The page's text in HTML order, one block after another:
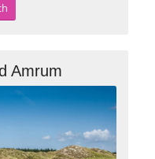
Amrum